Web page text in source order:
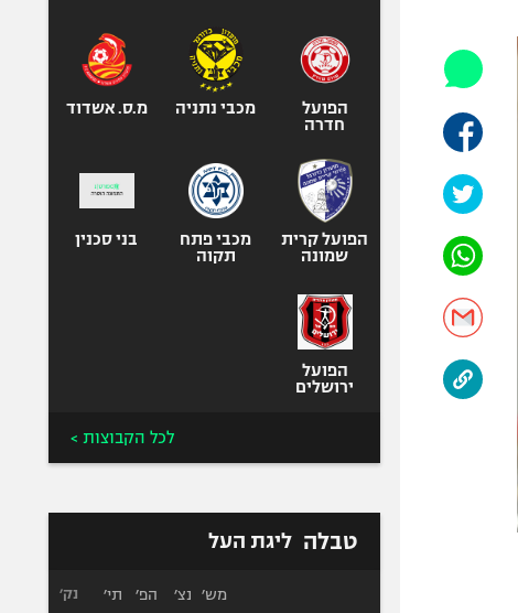
אופניים
ספורט מוטורי
כדורמים
בייסבול MLB
ספורט אתגרי
אומנויות לחימה
הפועל
חדרה
מכבי נתניה מ.ס. אשדוד
הפועל קרית
שמונה
מכבי פתח
תקוה
בני סכנין
הפועל
ירושלים
לכל הקבוצות >
טבלה ליגת העל
מש׳ נצ׳ הפ׳ תי׳ נק׳